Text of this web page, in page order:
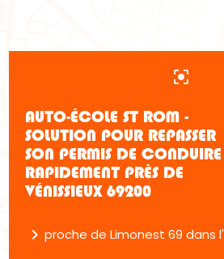
center_focus_strong
AUTO-ÉCOLE ST ROM -
SOLUTION POUR REPASSER
SON PERMIS DE CONDUIRE
RAPIDEMENT PRÈS DE
VÉNISSIEUX 69200
navigate_nextproche de Limonest 69 dans